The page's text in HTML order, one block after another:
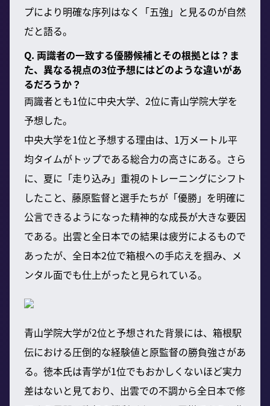
プにより明確な序列はなく「五強」と見るのが自然
だと語る。
Q. 両識者の一致する優勝候補とその根拠とは？ま
た、異なる視点の3位予想にはどのような違いがあ
るだろうか？
両識者とも1位に中央大学、2位に青山学院大学を
予想した。
中央大学を1位と予想する理由は、1万メートル平
均タイムがトップである総合力の高さにある。さら
に、夏に「走り込み」重視のトレーニングにシフト
したこと、藤原監督と選手たちが「優勝」を明確に
公言できるようになった精神的な成長が大きな要因
である。出雲と全日本での結果は疲労によるもので
あったが、全日本2位で箱根への手応えを掴み、メ
ンタル面でも仕上がったと見られている。
青山学院大学が2位と予想された背景には、箱根駅
伝における圧倒的な経験値と原監督の勝負強さがあ
る。徳本氏は青学が1位でもおかしくないほど実力
差はないと見ており、出雲での不調から全日本で修